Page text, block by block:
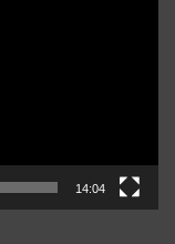
14:04